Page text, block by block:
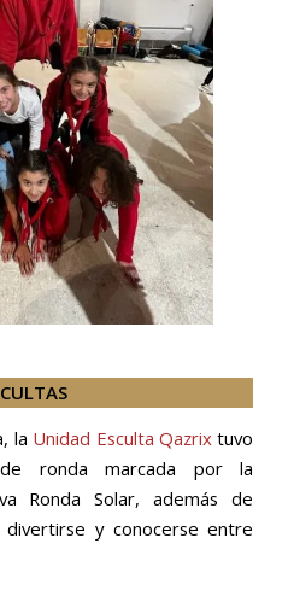
la Unidad Esculta Qazrixtuvo
ronda marcada por la
Ronda Solar, además de
divertirse y conocerse entre